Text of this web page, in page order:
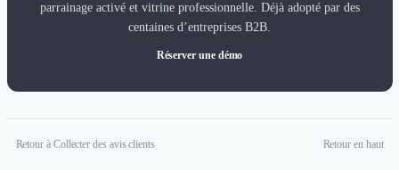
parrainage activé et vitrine professionnelle. Déjà adopté par des
centaines d’entreprises B2B.
Réserver une démo
Retour à Collecter des avis clients Retour en haut